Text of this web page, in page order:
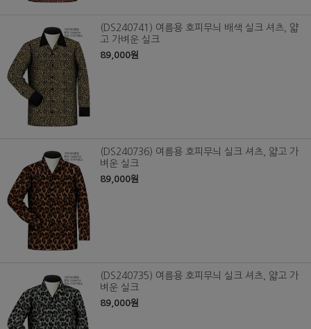
(DS240741) 여름용 호피무늬 배색 실크 셔츠, 얇
고 가벼운 실크
89,000원
(DS240736) 여름용 호피무늬 실크 셔츠, 얇고 가
벼운 실크
89,000원
(DS240735) 여름용 호피무늬 실크 셔츠, 얇고 가
벼운 실크
89,000원